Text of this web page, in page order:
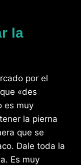
la
por el
«des
es muy
la pierna
que se
Dale toda la
Es muy